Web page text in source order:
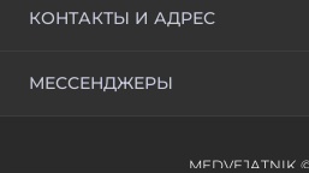
Станки для изготовления
КОНТАКТЫ И АДРЕС
МЕССЕНДЖЕРЫ
MEDVEJATNIK